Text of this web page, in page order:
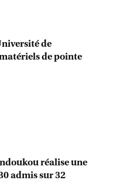
de
de pointe
réalise une
admis sur 32